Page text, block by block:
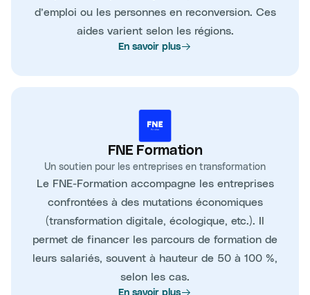
d’emploi ou les personnes en reconversion. Ces
aides varient selon les régions.
En savoir plus
FNE Formation
Un soutien pour les entreprises en transformation
Le FNE-Formation accompagne les entreprises
confrontées à des mutations économiques
(transformation digitale, écologique, etc.). Il
permet de financer les parcours de formation de
leurs salariés, souvent à hauteur de 50 à 100 %,
selon les cas.
En savoir plus